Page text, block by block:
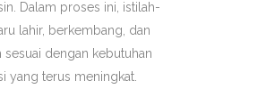
Dalam proses ini, istilah-
lahir, berkembang, dan
sesuai dengan kebutuhan
yang terus meningkat.